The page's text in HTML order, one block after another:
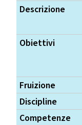
Descrizione
Obiettivi
Fruizione
Discipline
Competenze